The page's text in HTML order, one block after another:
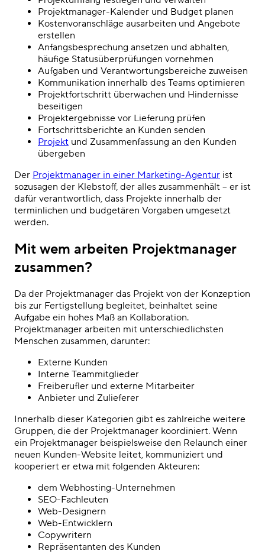
Projektmanager-Kalender und Budget planen
Kostenvoranschläge ausarbeiten und Angebote
erstellen
Anfangsbesprechung ansetzen und abhalten,
häufige Statusüberprüfungen vornehmen
Aufgaben und Verantwortungsbereiche zuweisen
Kommunikation innerhalb des Teams optimieren
Projektfortschritt überwachen und Hindernisse
beseitigen
Projektergebnisse vor Lieferung prüfen
Fortschrittsberichte an Kunden senden
Projekt und Zusammenfassung an den Kunden
übergeben
Der Projektmanager in einer Marketing-Agentur ist
sozusagen der Klebstoff, der alles zusammenhält – er ist
dafür verantwortlich, dass Projekte innerhalb der
terminlichen und budgetären Vorgaben umgesetzt
werden.
Mit wem arbeiten Projektmanager
zusammen?
Da der Projektmanager das Projekt von der Konzeption
bis zur Fertigstellung begleitet, beinhaltet seine
Aufgabe ein hohes Maß an Kollaboration.
Projektmanager arbeiten mit unterschiedlichsten
Menschen zusammen, darunter:
Externe Kunden
Interne Teammitglieder
Freiberufler und externe Mitarbeiter
Anbieter und Zulieferer
Innerhalb dieser Kategorien gibt es zahlreiche weitere
Gruppen, die der Projektmanager koordiniert. Wenn
ein Projektmanager beispielsweise den Relaunch einer
neuen Kunden-Website leitet, kommuniziert und
kooperiert er etwa mit folgenden Akteuren:
dem Webhosting-Unternehmen
SEO-Fachleuten
Web-Designern
Web-Entwicklern
Copywritern
Repräsentanten des Kunden